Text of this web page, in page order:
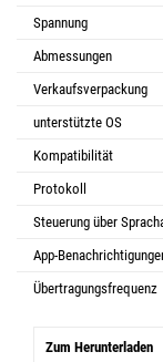
Spannung
Abmessungen
Verkaufsverpackung
unterstützte OS
Kompatibilität
Protokoll
Steuerung über
App-
Übertragungsfrequenz
Zum Herunterladen